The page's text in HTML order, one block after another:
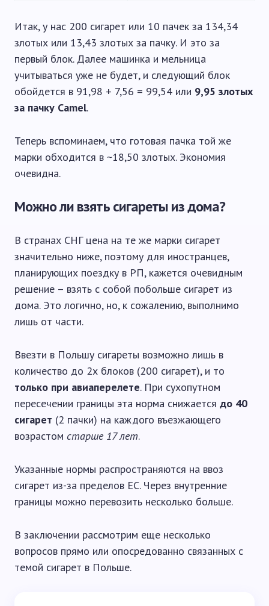
Итак, у нас 200 сигарет или 10 пачек за 134,34
злотых или 13,43 злотых за пачку. И это за
первый блок. Далее машинка и мельница
учитываться уже не будет, и следующий блок
обойдется в 91,98 + 7,56 = 99,54 или 9,95 злотых
за пачку Camel.
Теперь вспоминаем, что готовая пачка той же
марки обходится в ~18,50 злотых. Экономия
очевидна.
Можно ли взять сигареты из дома?
В странах СНГ цена на те же марки сигарет
значительно ниже, поэтому для иностранцев,
планирующих поездку в РП, кажется очевидным
решение – взять с собой побольше сигарет из
дома. Это логично, но, к сожалению, выполнимо
лишь от части.
Ввезти в Польшу сигареты возможно лишь в
количество до 2х блоков (200 сигарет), и то
только при авиаперелете. При сухопутном
пересечении границы эта норма снижается до 40
сигарет (2 пачки) на каждого въезжающего
возрастом старше 17 лет.
Указанные нормы распространяются на ввоз
сигарет из-за пределов ЕС. Через внутренние
границы можно перевозить несколько больше.
В заключении рассмотрим еще несколько
вопросов прямо или опосредованно связанных с
темой сигарет в Польше.